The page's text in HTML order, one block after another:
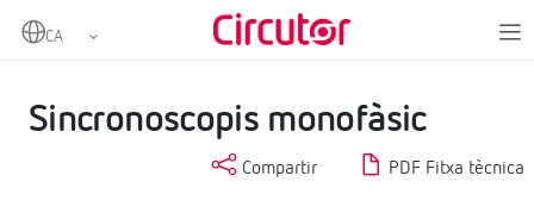
Home
Equips de sincronització i aplicacions navals
Sincronoscopis monofàsic
Compartir PDF Fitxa tècnica